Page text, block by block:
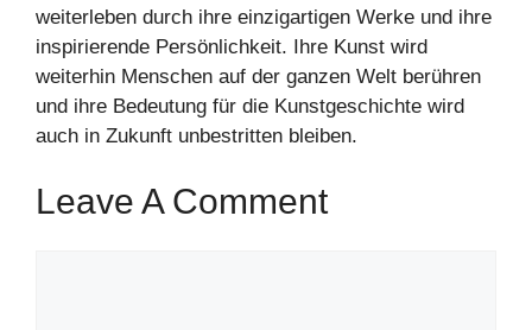
weiterleben durch ihre einzigartigen Werke und ihre
inspirierende Persönlichkeit. Ihre Kunst wird
weiterhin Menschen auf der ganzen Welt berühren
und ihre Bedeutung für die Kunstgeschichte wird
auch in Zukunft unbestritten bleiben.
Leave A Comment